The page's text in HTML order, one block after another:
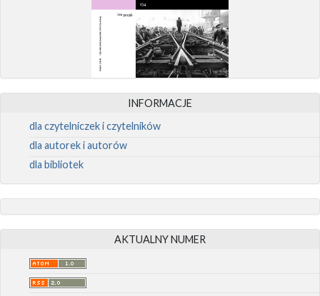
INFORMACJE
dla czytelniczek i czytelników
dla autorek i autorów
dla bibliotek
AKTUALNY NUMER